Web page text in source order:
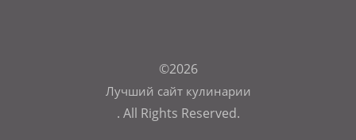
©2026
Лучший сайт кулинарии
. All Rights Reserved.